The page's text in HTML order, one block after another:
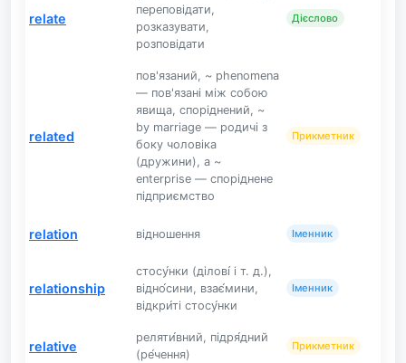
relate
переповідати,
розказувати,
розповідати
Дієслово
related
пов'язаний, ~ phenomena
— пов'язані між собою
явища, споріднений, ~
by marriage — родичі з
боку чоловіка
(дружини), a ~
enterprise — споріднене
підприємство
Прикметник
relation відношення Іменник
relationship
стосу́нки (ділові́ і т. д.),
відно́сини, взає́мини,
відкри́ті стосу́нки
Іменник
relative
реляти́вний, підря́дний
(ре́чення)
Прикметник